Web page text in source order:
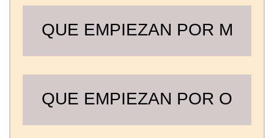
QUE EMPIEZAN POR M
QUE EMPIEZAN POR O